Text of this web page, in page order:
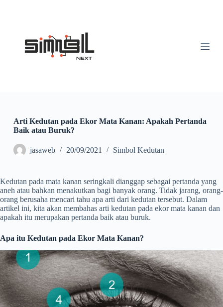
Arti Kedutan pada Ekor Mata Kanan: Apakah Pertanda
Baik atau Buruk?
jasaweb 20/09/2021 Simbol Kedutan
Kedutan pada mata kanan seringkali dianggap sebagai pertanda yang
aneh atau bahkan menakutkan bagi banyak orang. Tidak jarang, orang-
orang berusaha mencari tahu apa arti dari kedutan tersebut. Dalam
artikel ini, kita akan membahas arti kedutan pada ekor mata kanan dan
apakah itu merupakan pertanda baik atau buruk.
Apa itu Kedutan pada Ekor Mata Kanan?